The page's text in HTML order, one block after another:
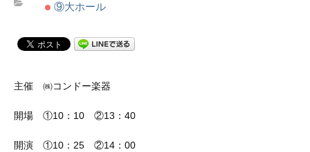
⑨大ホール
主催 ㈱コンドー楽器
開場 ①10：10 ②13：40
開演 ①10：25 ②14：00